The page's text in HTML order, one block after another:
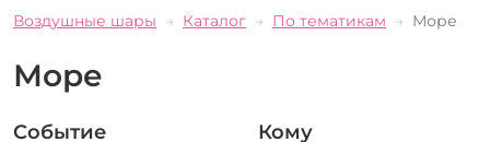
Воздушные шары Каталог По тематикам Море
Море
Событие Кому